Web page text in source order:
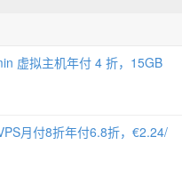
虚拟主机年付 4 折，15GB
月付8折年付6.8折，€2.24/